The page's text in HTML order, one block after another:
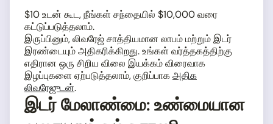
$10 உடன் கூட, நீங்கள் சந்தையில் $10,000 வரை
கட்டுப்படுத்தலாம்.
இருப்பினும், லிவரேஜ் சாத்தியமான லாபம் மற்றும் இடர்
இரண்டையும் அதிகரிக்கிறது. உங்கள் வர்த்தகத்திற்கு
எதிரான ஒரு சிறிய விலை இயக்கம் விரைவாக
இழப்புகளை ஏற்படுத்தலாம், குறிப்பாகஅதிக
லிவரேஜுடன்.
இடர் மேலாண்மை: உண்மையான